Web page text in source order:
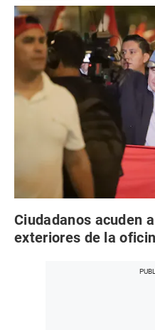
Ciudadanos acuden
exteriores de la